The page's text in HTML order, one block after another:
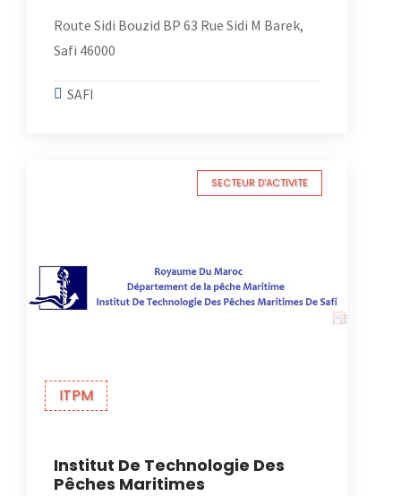
Route Sidi Bouzid BP 63 Rue Sidi M Barek,
Safi 46000
SAFI
ITPM
SECTEUR D'ACTIVITE
Institut De Technologie Des
Pêches Maritimes